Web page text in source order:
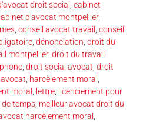
droit social , cabinet
d'avocat montpellier,
, conseil avocat travail , conseil
, dénonciation, droit du
montpellier, droit du travail
, droit social avocat, droit
, harcèlement moral ,
moral , lettre, licenciement pour
temps, meilleur avocat droit du
harcèlement moral ,